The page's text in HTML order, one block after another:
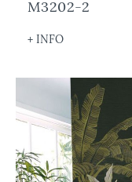
M3202-2
+ INFO